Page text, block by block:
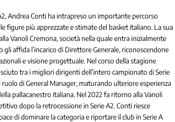
Andrea Conti ha intrapreso un importante percorso
figure più apprezzate e stimate del basket italiano. La sua
Vanoli Cremona, società nella quale entra inizialmente
affida l’incarico di Direttore Generale, riconoscendone
e visione progettuale. Nel corso della stagione
tra i migliori dirigenti dell’intero campionato di Serie
di General Manager, maturando ulteriore esperienza
pallacanestro italiana. Nel 2022 fa ritorno alla Vanoli
dopo la retrocessione in Serie A2. Conti riesce
di dominare la categoria e riportare il club in Serie A